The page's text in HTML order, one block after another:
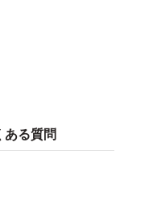
ある質問